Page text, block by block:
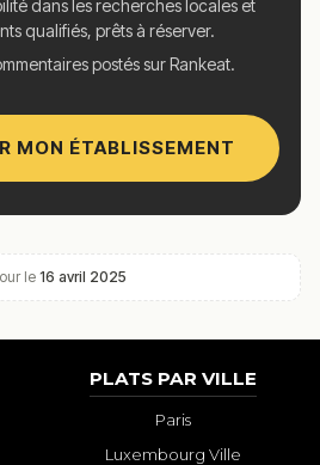
dans les recherches locales et
qualifiés, prêts à réserver.
postés sur Rankeat.
MON ÉTABLISSEMENT
le 16 avril 2025
PLATS PAR VILLE
Paris
Luxembourg Ville